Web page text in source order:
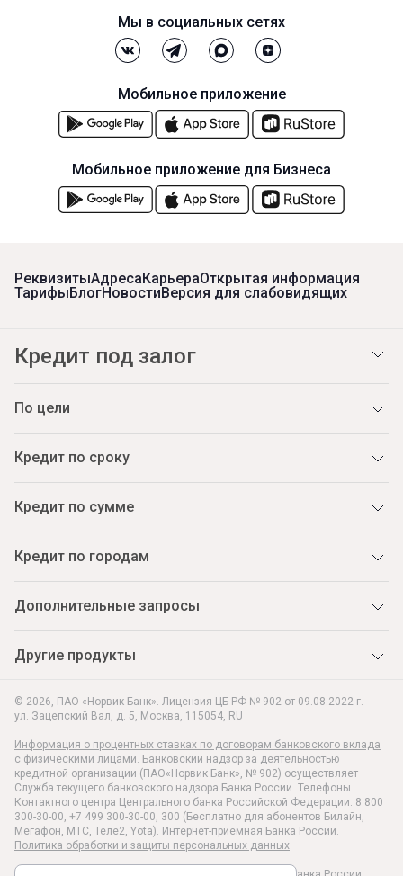
© 2026, ПАО «Норвик Банк». Лицензия ЦБ РФ № 902 от 09.08.2022 г.
ул. Зацепский Вал, д. 5, Москва, 115054, RU
Информация о процентных ставках по договорам банковского вклада
с физическими лицами. Банковский надзор за деятельностью
кредитной организации (ПАО«Норвик Банк», № 902) осуществляет
Служба текущего банковского надзора Банка России. Телефоны
Контактного центра Центрального банка Российской Федерации: 8 800
300-30-00, +7 499 300-30-00, 300 (Бесплатно для абонентов Билайн,
Мегафон, МТС, Теле2, Yota). Интернет-приемная Банка России.
Политика обработки и защиты персональных данных
РеквизитыАдресаКарьераОткрытая информация
ТарифыБлогНовостиВерсия для слабовидящих
Кредит под залог
По цели
Кредит по сроку
Кредит по сумме
Кредит по городам
Дополнительные запросы
Другие продукты
Мы в социальных сетях
Мобильное приложение
Мобильное приложение для Бизнеса